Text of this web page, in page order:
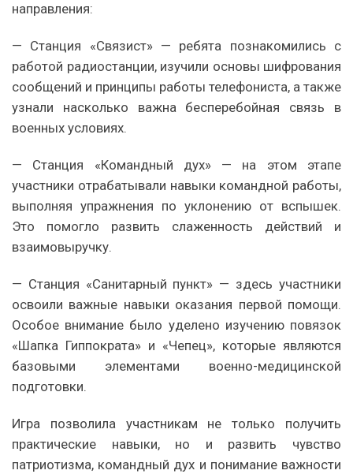
направления:
— Станция «Связист» — ребята познакомились с
работой радиостанции, изучили основы шифрования
сообщений и принципы работы телефониста, а также
узнали насколько важна бесперебойная связь в
военных условиях.
— Станция «Командный дух» — на этом этапе
участники отрабатывали навыки командной работы,
выполняя упражнения по уклонению от вспышек.
Это помогло развить слаженность действий и
взаимовыручку.
— Станция «Санитарный пункт» — здесь участники
освоили важные навыки оказания первой помощи.
Особое внимание было уделено изучению повязок
«Шапка Гиппократа» и «Чепец», которые являются
базовыми элементами военно-медицинской
подготовки.
Игра позволила участникам не только получить
практические навыки, но и развить чувство
патриотизма, командный дух и понимание важности